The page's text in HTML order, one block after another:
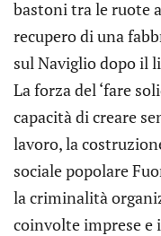
bastoni tra le ruote
recupero di una
sul Naviglio dopo il
La forza del ‘fare
capacità di creare
lavoro, la
sociale popolare
la criminalità
coinvolte imprese